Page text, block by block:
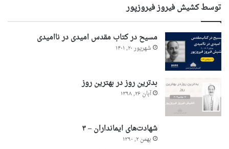
توسط کشیش فیروز فیروزپور
مسیح در کتاب مقدس امیدی در ناامیدی
شهریور ۲۰, ۱۴۰۱
بدترین روز در بهترین روز
آبان ۲۶, ۱۳۹۸
شهادت‌های ایمانداران – ۳
بهمن ۲, ۱۳۹۰